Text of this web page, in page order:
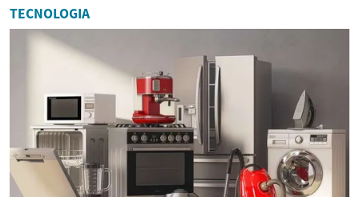
TECNOLOGIA